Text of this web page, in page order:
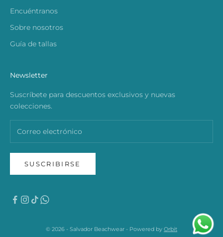
Encuéntranos
Sobre nosotros
Guía de tallas
Newsletter
Suscríbete para descuentos exclusivos y nuevas
colecciones.
SUSCRIBIRSE
© 2026 - Salvador Beachwear - Powered by Orbit